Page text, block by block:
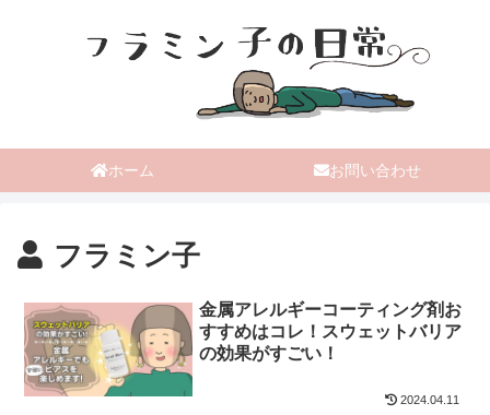
ホーム お問い合わせ
フラミン子
金属アレルギーコーティング剤お
すすめはコレ！スウェットバリア
の効果がすごい！
2024.04.11